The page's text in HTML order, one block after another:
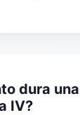
dura
IV?